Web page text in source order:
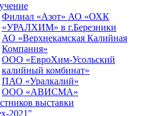
Филиал «Азот» АО «ОХК
«УРАЛХИМ» в г.Березники
АО «Верхнекамская Калийная
Компания»
ООО «ЕвроХим-Усольский
калийный комбинат»
ПАО «Уралкалий»
ООО «АВИСМА»
выставки
2021"